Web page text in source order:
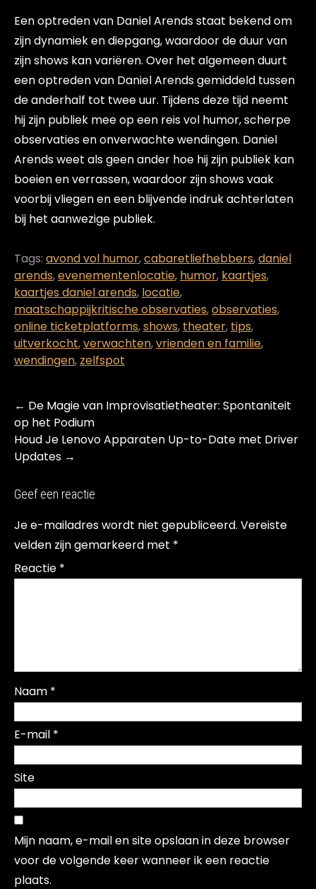
Een optreden van Daniel Arends staat bekend om
zijn dynamiek en diepgang, waardoor de duur van
zijn shows kan variëren. Over het algemeen duurt
een optreden van Daniel Arends gemiddeld tussen
de anderhalf tot twee uur. Tijdens deze tijd neemt
hij zijn publiek mee op een reis vol humor, scherpe
observaties en onverwachte wendingen. Daniel
Arends weet als geen ander hoe hij zijn publiek kan
boeien en verrassen, waardoor zijn shows vaak
voorbij vliegen en een blijvende indruk achterlaten
bij het aanwezige publiek.
Tags: avond vol humor,cabaretliefhebbers,daniel
arends,evenementenlocatie, humor, kaartjes,
kaartjes daniel arends, locatie,
maatschappijkritische observaties,observaties,
online ticketplatforms,shows, theater, tips,
uitverkocht,verwachten,vrienden en familie,
wendingen, zelfspot
Post
navigation
← De Magie van Improvisatietheater: Spontaniteit
op het Podium
Houd Je Lenovo Apparaten Up-to-Date met Driver
Updates →
Geef een reactie
Je e-mailadres wordt niet gepubliceerd. Vereiste
velden zijn gemarkeerd met *
Reactie *
Naam *
E-mail *
Site
Mijn naam, e-mail en site opslaan in deze browser
voor de volgende keer wanneer ik een reactie
plaats.